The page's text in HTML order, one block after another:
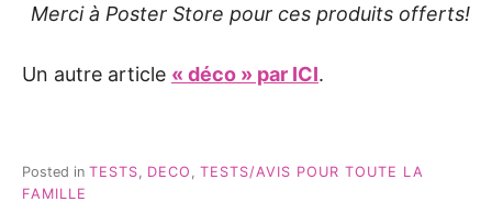
Merci à Poster Store pour ces produits offerts!
Un autre article « déco » par ICI.
Posted in TESTS, DECO , TESTS/AVIS POUR TOUTE LA
FAMILLE